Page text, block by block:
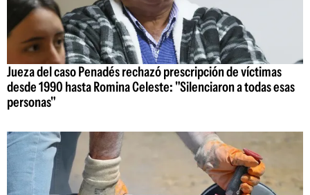
Jueza del caso Penadés rechazó prescripción de víctimas
desde 1990 hasta Romina Celeste: "Silenciaron a todas esas
personas"